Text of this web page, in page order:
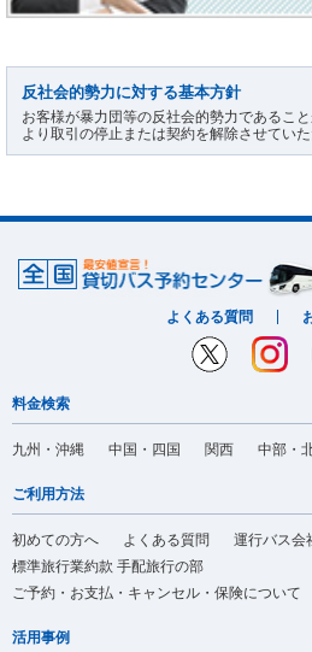
反社会的勢力に対する基本方針
お客様が暴力団等の反社会的勢力であるこ
より取引の停止または契約を解除させてい
よくある質問
料金検索
九州・沖縄 中国・四国 関西 中部・
ご利用方法
初めての方へ よくある質問
運行バス会
標準旅行業約款 手配旅行の部
ご予約・お支払・キャンセル・保険について
活用事例